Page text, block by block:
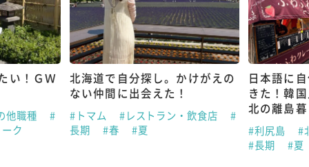
い！ＧＷ
他職種
#
ク
北海道で自分探し。かけがえの
ない仲間に出会えた！
#トマム #レストラン・飲食店
#
長期
#春 #夏
日本語に
きた！韓
北の離島
#利尻島
#
#長期
#夏